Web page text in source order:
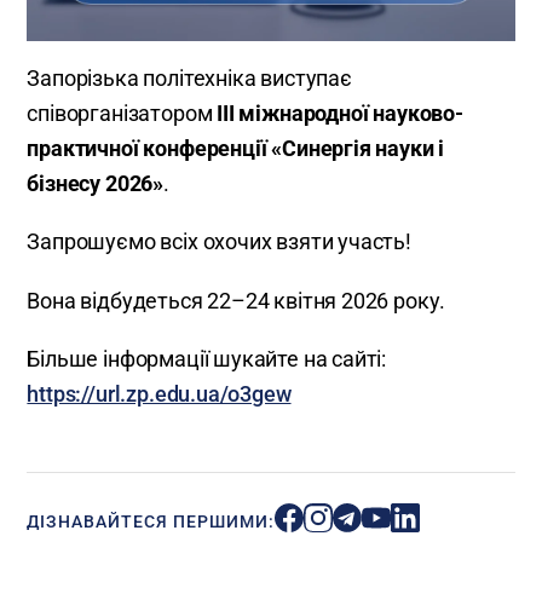
Запорізька політехніка виступає
співорганізатором ІІІ міжнародної науково-
практичної конференції «Синергія науки і
бізнесу 2026».
Запрошуємо всіх охочих взяти участь!
Вона відбудеться 22–24 квітня 2026 року.
Більше інформації шукайте на сайті:
https://url.zp.edu.ua/o3gew
ДІЗНАВАЙТЕСЯ ПЕРШИМИ: